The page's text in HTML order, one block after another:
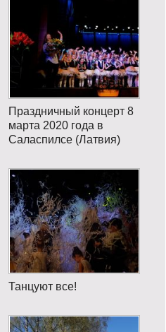
Праздничный концерт 8
марта 2020 года в
Саласпилсе (Латвия)
Танцуют все!